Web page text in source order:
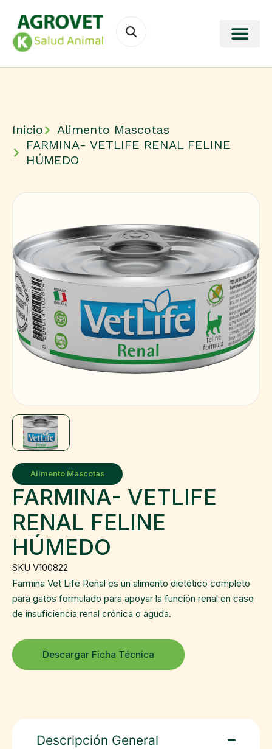
Inicio
Alimento Mascotas
FARMINA- VETLIFE RENAL FELINE
HÚMEDO
Alimento Mascotas
FARMINA- VETLIFE
RENAL FELINE
HÚMEDO
SKU V100822
Farmina Vet Life Renal es un alimento dietético completo
para gatos formulado para apoyar la función renal en caso
de insuficiencia renal crónica o aguda.
Descargar Ficha Técnica
Descripción General